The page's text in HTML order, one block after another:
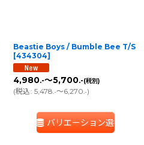
Beastie Boys / Bumble Bee T/S
[434304]
4,980.-～5,700.-(税別)
(税込: 5,478.-～6,270.-)
バリエーション選択